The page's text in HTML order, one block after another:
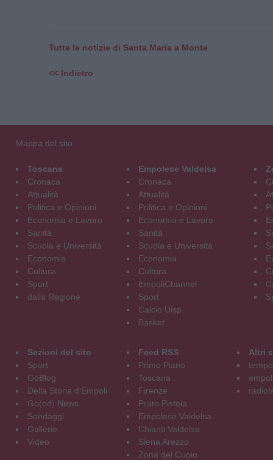
Tutte le notizie di Santa Maria a Monte
<< Indietro
Mappa del sito
Toscana
Cronaca
Attualità
Politica e Opinioni
Economia e Lavoro
Sanità
Scuola e Università
Economia
Cultura
Sport
dalla Regione
Empolese Valdelsa
Cronaca
Attualità
Politica e Opinioni
Economia e Lavoro
Sanità
Scuola e Università
Economia
Cultura
EmpoliChannel
Sport
Calcio Uisp
Basket
Sezioni del sito
Sport
GoBlog
Della Storia d'Empoli
Go(od) News
Sondaggi
Gallerie
Video
Feed RSS
Primo Piano
Toscana
Firenze
Prato Pistoia
Empolese Valdelsa
Chianti Valdelsa
Siena Arezzo
Zona del Cuoio
Altri